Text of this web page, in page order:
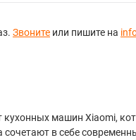
Звоните или пишите на
кухонных машин Xiaomi,
в себе